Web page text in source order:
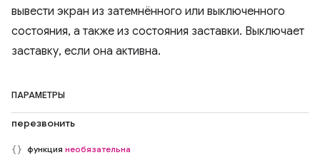
вывести экран из затемнённого или выключенного
состояния, а также из состояния заставки. Выключает
заставку, если она активна.
ПАРАМЕТРЫ
перезвонить
функция необязательна